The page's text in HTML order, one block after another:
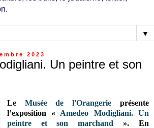
▼
2023
Un peintre et son
Le Musée de l'Orangerie présente
l’exposition « Amedeo Modigliani. Un
peintre et son marchand ». En